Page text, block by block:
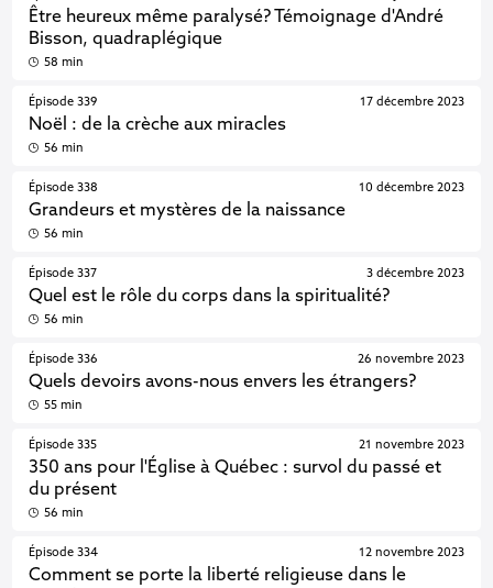
Être heureux même paralysé? Témoignage d'André
Bisson, quadraplégique
58 min
Épisode 339
Noël : de la crèche aux miracles
17 décembre 2023
56 min
Épisode 338
Grandeurs et mystères de la naissance
10 décembre 2023
56 min
Épisode 337
Quel est le rôle du corps dans la spiritualité?
3 décembre 2023
56 min
Épisode 336
Quels devoirs avons-nous envers les étrangers?
26 novembre 2023
55 min
Épisode 335
350 ans pour l'Église à Québec : survol du passé et
du présent
21 novembre 2023
56 min
Épisode 334
Comment se porte la liberté religieuse dans le
12 novembre 2023